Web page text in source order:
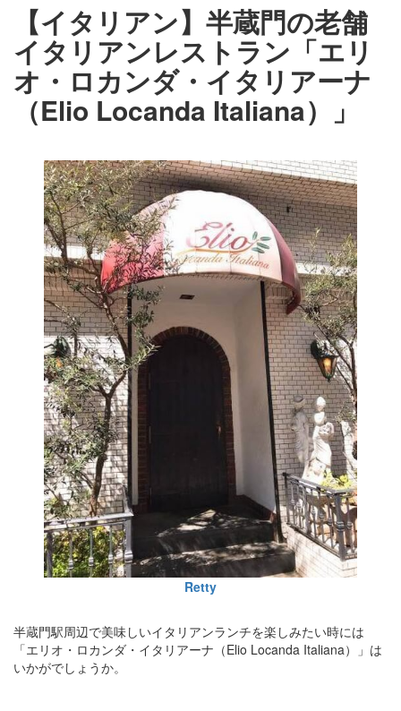
【イタリアン】半蔵門の老舗
イタリアンレストラン「エリ
オ・ロカンダ・イタリアーナ
（Elio Locanda Italiana）」
Retty
半蔵門駅周辺で美味しいイタリアンランチを楽しみたい時には
「エリオ・ロカンダ・イタリアーナ（Elio Locanda Italiana）」は
いかがでしょうか。